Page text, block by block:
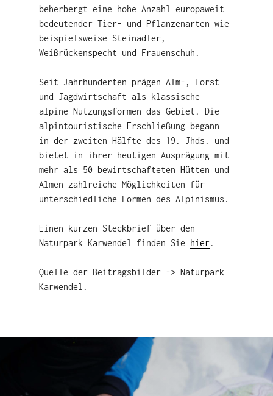
beherbergt eine hohe Anzahl europaweit
bedeutender Tier- und Pflanzenarten wie
beispielsweise Steinadler,
Weißrückenspecht und Frauenschuh.
Seit Jahrhunderten prägen Alm-, Forst
und Jagdwirtschaft als klassische
alpine Nutzungsformen das Gebiet. Die
alpintouristische Erschließung begann
in der zweiten Hälfte des 19. Jhds. und
bietet in ihrer heutigen Ausprägung mit
mehr als 50 bewirtschafteten Hütten und
Almen zahlreiche Möglichkeiten für
unterschiedliche Formen des Alpinismus.
Einen kurzen Steckbrief über den
Naturpark Karwendel finden Sie hier .
Quelle der Beitragsbilder -> Naturpark
Karwendel.